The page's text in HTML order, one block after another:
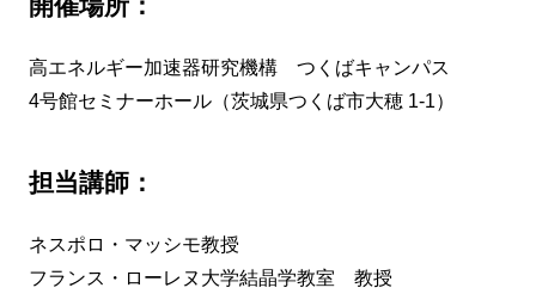
開催場所：
高エネルギー加速器研究機構 つくばキャンパス
4号館セミナーホール（茨城県つくば市大穂 1-1）
担当講師：
ネスポロ・マッシモ教授
フランス・ローレヌ大学結晶学教室 教授